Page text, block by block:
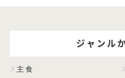
ジャンル
主食